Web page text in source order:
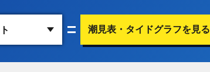
潮見表・タイドグラフを見る